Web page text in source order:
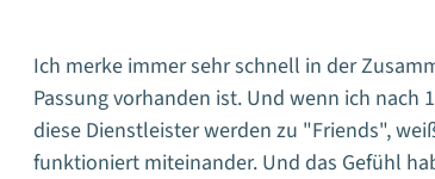
Ich merke immer sehr schnell in der
Passung vorhanden ist. Und wenn ich nach
diese Dienstleister werden zu "Friends",
funktioniert miteinander. Und das Gefühl